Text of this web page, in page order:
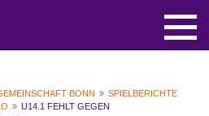
BONN
SPIELBERICHTE
U14.1 FEHLT GEGEN